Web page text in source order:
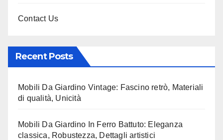
Contact Us
Recent Posts
Mobili Da Giardino Vintage: Fascino retrò, Materiali
di qualità, Unicità
Mobili Da Giardino In Ferro Battuto: Eleganza
classica, Robustezza, Dettagli artistici